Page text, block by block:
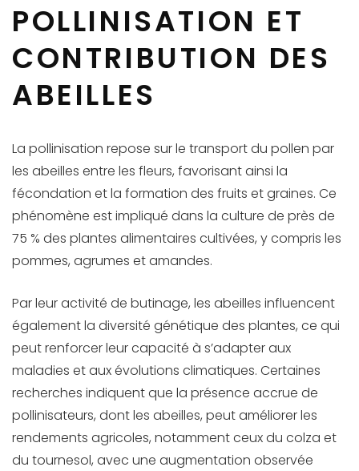
POLLINISATION ET
CONTRIBUTION DES
ABEILLES
La pollinisation repose sur le transport du pollen par
les abeilles entre les fleurs, favorisant ainsi la
fécondation et la formation des fruits et graines. Ce
phénomène est impliqué dans la culture de près de
75 % des plantes alimentaires cultivées, y compris les
pommes, agrumes et amandes.
Par leur activité de butinage, les abeilles influencent
également la diversité génétique des plantes, ce qui
peut renforcer leur capacité à s’adapter aux
maladies et aux évolutions climatiques. Certaines
recherches indiquent que la présence accrue de
pollinisateurs, dont les abeilles, peut améliorer les
rendements agricoles, notamment ceux du colza et
du tournesol, avec une augmentation observée